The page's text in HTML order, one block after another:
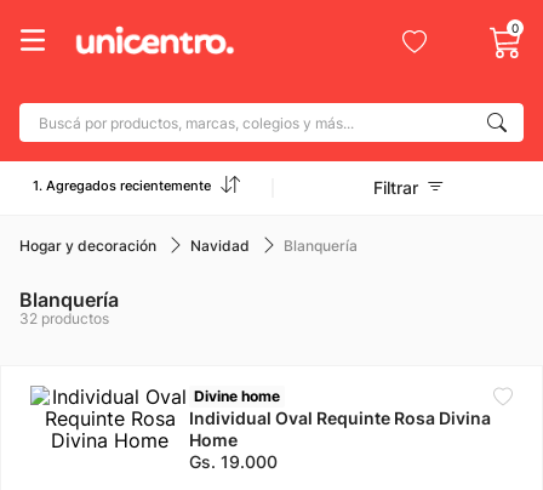
0
Buscá por productos, marcas, colegios y más...
Términos más buscados
1
2. champion
new balance
4. caterpillar
6. mochila
1. Agregados recientemente Filtrar
Hogar y decoración Navidad Blanquería
Blanquería
32 productos
Divine home
Individual Oval Requinte Rosa Divina
Home
Gs. 19.000